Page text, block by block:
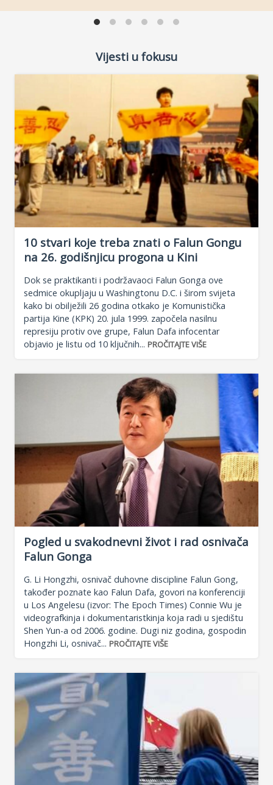
Vijesti u fokusu
10 stvari koje treba znati o Falun Gongu
na 26. godišnjicu progona u Kini
Dok se praktikanti i podržavaoci Falun Gonga ove
sedmice okupljaju u Washingtonu D.C. i širom svijeta
kako bi obilježili 26 godina otkako je Komunistička
partija Kine (KPK) 20. jula 1999. započela nasilnu
represiju protiv ove grupe, Falun Dafa infocentar
objavio je listu od 10 ključnih... PROČITAJTE VIŠE
Pogled u svakodnevni život i rad osnivača
Falun Gonga
G. Li Hongzhi, osnivač duhovne discipline Falun Gong,
također poznate kao Falun Dafa, govori na konferenciji
u Los Angelesu (izvor: The Epoch Times) Connie Wu je
videografkinja i dokumentaristkinja koja radi u sjedištu
Shen Yun-a od 2006. godine. Dugi niz godina, gospodin
Hongzhi Li, osnivač... PROČITAJTE VIŠE